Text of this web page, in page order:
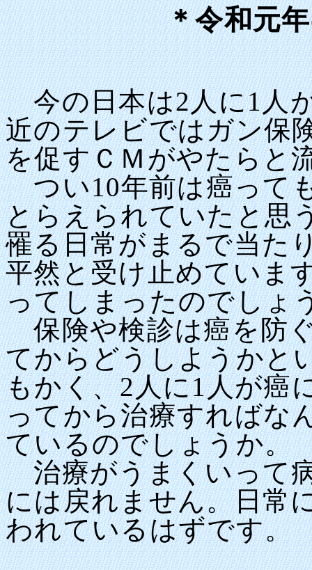
＊令和元
今の日本は2人に1人
近のテレビではガン保
を促すＣＭがやたらと
つい10年前は癌って
とらえられていたと思
罹る日常がまるで当た
平然と受け止めていま
ってしまったのでしょ
保険や検診は癌を防
てからどうしようかと
もかく、2人に1人が癌
ってから治療すればな
ているのでしょうか。
治療がうまくいって
には戻れません。日常
われているはずです。